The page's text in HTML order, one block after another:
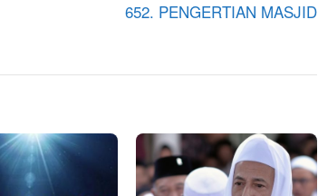
652. PENGERTIAN MASJID